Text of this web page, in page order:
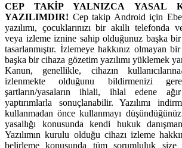
CEP TAKİP YALNIZCA YASAL
YAZILIMDIR! Cep takip Android için
yazılımı, çocuklarınızı bir akıllı telefonda
veya izleme iznine sahip olduğunuz başka
tasarlanmıştır. İzlemeye hakkınız olmayan
başka bir cihaza gözetim yazılımı yüklemek
Kanun, genellikle, cihazın
izlenmekte olduğunu bildirmenizi
şartların/yasaların ihlali, ihlal edene
yaptırımlarla sonuçlanabilir. Yazılımı
kullanmadan önce kullanmayı
yasallığı konusunda kendi hukuk
Yazılımın kurulu olduğu cihazı izleme
belirleme konusunda tüm sorumluluk size